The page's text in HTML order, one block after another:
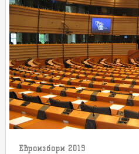
Евроизбори 2019